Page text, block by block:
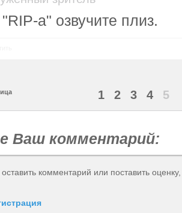
а" озвучите плиз.
1 2 3 4 5
Ваш комментарий:
оставить комментарий или поставить